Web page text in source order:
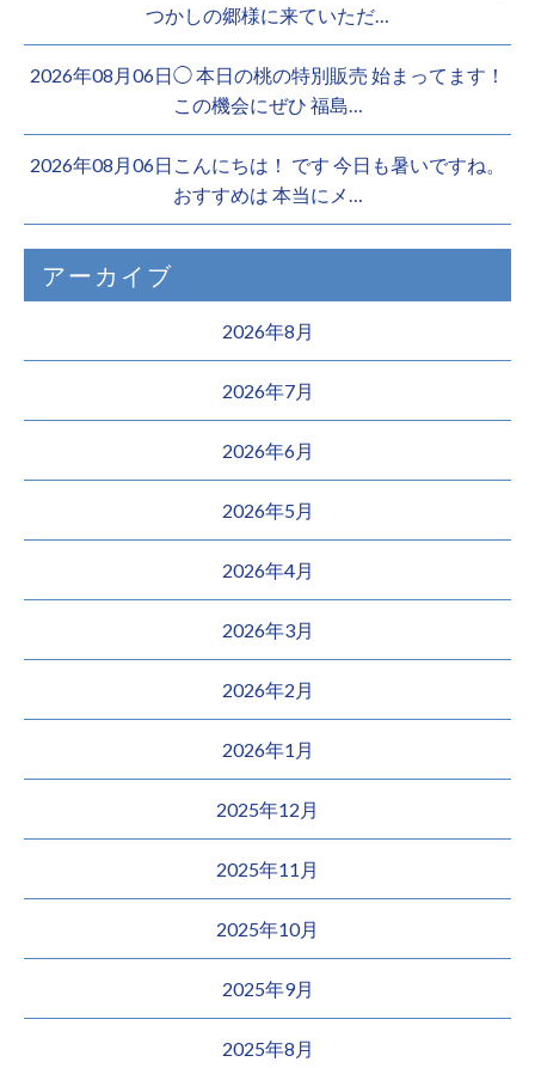
つかしの郷様に来ていただ…
2026年08月06日◯ 本日の桃の特別販売 始まってます！
この機会にぜひ 福島…
2026年08月06日こんにちは！ です 今日も暑いですね。
おすすめは 本当にメ…
アーカイブ
2026年8月
2026年7月
2026年6月
2026年5月
2026年4月
2026年3月
2026年2月
2026年1月
2025年12月
2025年11月
2025年10月
2025年9月
2025年8月